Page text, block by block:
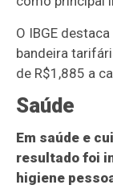
O IBGE
bandeira
de R$1,885 a
Saúde
Em saúde e
resultado foi
higiene